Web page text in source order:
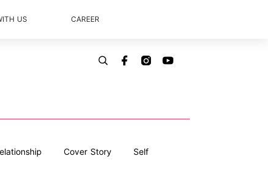
US CAREER
Cover Story Self